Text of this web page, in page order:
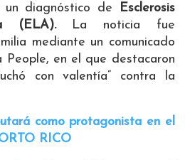
un diagnóstico de
Esclerosis
(ELA).La noticia fue
mediante un comunicado
en el que destacaron
con valentía” contra la
como protagonista en el
RICO